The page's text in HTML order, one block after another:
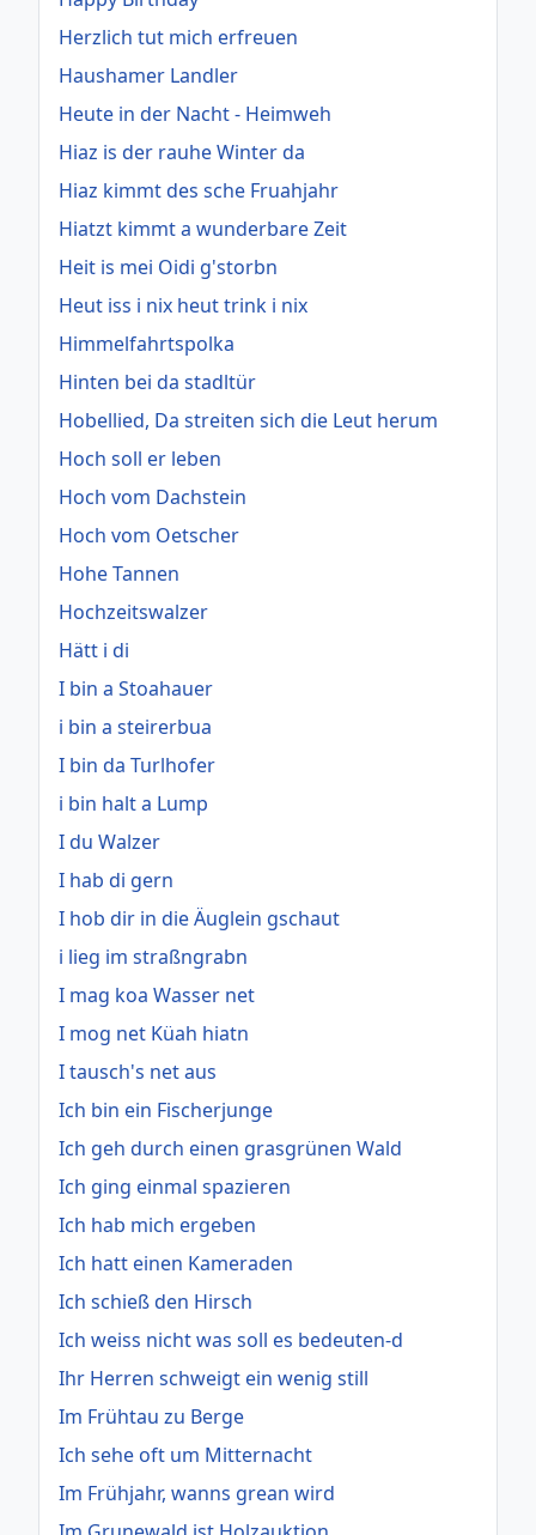
Herzlich tut mich erfreuen
Haushamer Landler
Heute in der Nacht - Heimweh
Hiaz is der rauhe Winter da
Hiaz kimmt des sche Fruahjahr
Hiatzt kimmt a wunderbare Zeit
Heit is mei Oidi g'storbn
Heut iss i nix heut trink i nix
Himmelfahrtspolka
Hinten bei da stadltür
Hobellied, Da streiten sich die Leut herum
Hoch soll er leben
Hoch vom Dachstein
Hoch vom Oetscher
Hohe Tannen
Hochzeitswalzer
Hätt i di
I bin a Stoahauer
i bin a steirerbua
I bin da Turlhofer
i bin halt a Lump
I du Walzer
I hab di gern
I hob dir in die Äuglein gschaut
i lieg im straßngrabn
I mag koa Wasser net
I mog net Küah hiatn
I tausch's net aus
Ich bin ein Fischerjunge
Ich geh durch einen grasgrünen Wald
Ich ging einmal spazieren
Ich hab mich ergeben
Ich hatt einen Kameraden
Ich schieß den Hirsch
Ich weiss nicht was soll es bedeuten-d
Ihr Herren schweigt ein wenig still
Im Frühtau zu Berge
Ich sehe oft um Mitternacht
Im Frühjahr, wanns grean wird